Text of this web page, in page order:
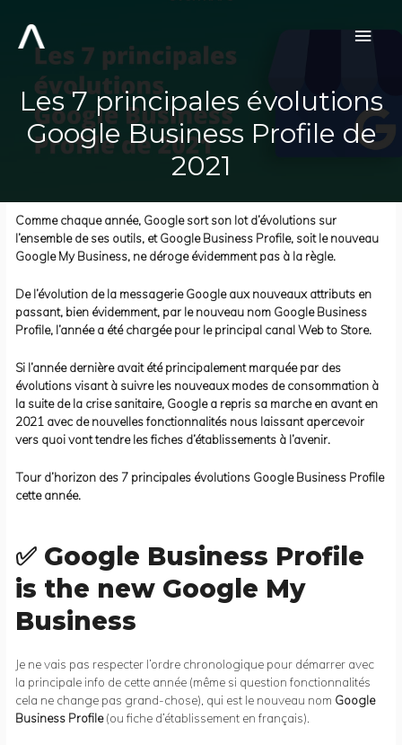
contenu
Les 7 principales évolutions
Google Business Profile de
2021
Comme chaque année, Google sort son lot d’évolutions sur
l’ensemble de ses outils, et Google Business Profile, soit le nouveau
Google My Business, ne déroge évidemment pas à la règle.
De l’évolution de la messagerie Google aux nouveaux attributs en
passant, bien évidemment, par le nouveau nom Google Business
Profile, l’année a été chargée pour le principal canal Web to Store.
Si l’année dernière avait été principalement marquée par des
évolutions visant à suivre les nouveaux modes de consommation à
la suite de la crise sanitaire, Google a repris sa marche en avant en
2021 avec de nouvelles fonctionnalités nous laissant apercevoir
vers quoi vont tendre les fiches d’établissements à l’avenir.
Tour d’horizon des 7 principales évolutions Google Business Profile
cette année.
✅ Google Business Profile
is the new Google My
Business
Je ne vais pas respecter l’ordre chronologique pour démarrer avec
la principale info de cette année (même si question fonctionnalités
cela ne change pas grand-chose), qui est le nouveau nom Google
Business Profile(ou fiche d’établissement en français).